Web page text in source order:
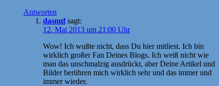
Antworten
dasnuf sagt:
12. Mai 2013 um 21:00 Uhr
Wow! Ich wußte nicht, dass Du hier mitliest. Ich bin
wirklich großer Fan Deines Blogs. Ich weiß nicht wie
man das unschmalzig ausdrückt, aber Deine Artikel und
Bilder berühren mich wirklich sehr und das immer und
immer wieder.